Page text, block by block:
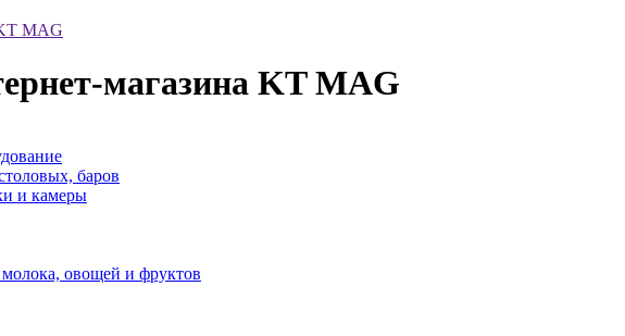
MAG
магазина KT MAG
баров
и камеры
овощей и фруктов